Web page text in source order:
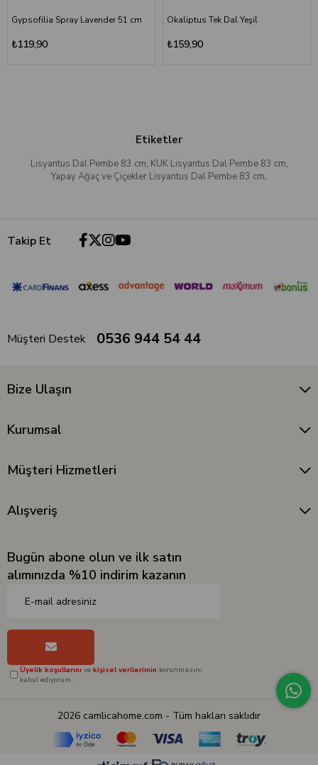
Gypsofilia Spray Lavender 51 cm
₺119,90
Okaliptus Tek Dal Yeşil
₺159,90
Etiketler
Lisyantus Dal Pembe 83 cm, KUK Lisyantus Dal Pembe 83 cm,
Yapay Ağaç ve Çiçekler Lisyantus Dal Pembe 83 cm,
Takip Et
Müşteri Destek 0536 944 54 44
Bize Ulaşın
Kurumsal
Müşteri Hizmetleri
Alışveriş
Bugün abone olun ve ilk satın
alımınızda %10 indirim kazanın
Üyelik koşullarını ve kişisel verilerimin korunmasını
kabul ediyorum.
2026 camlicahome.com - Tüm hakları saklıdır